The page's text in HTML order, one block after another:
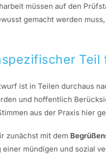
müssen auf den
gemacht werden
ist in Teilen durchaus
und hoffentlich
aus der Praxis hier
zunächst mit dem
einer mündigen und sozial